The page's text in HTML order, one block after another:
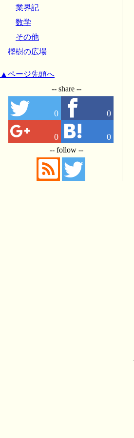
業界記
数学
その他
樫樹の広場
▲ページ先頭へ
-- share --
0 0
0 0
-- follow --